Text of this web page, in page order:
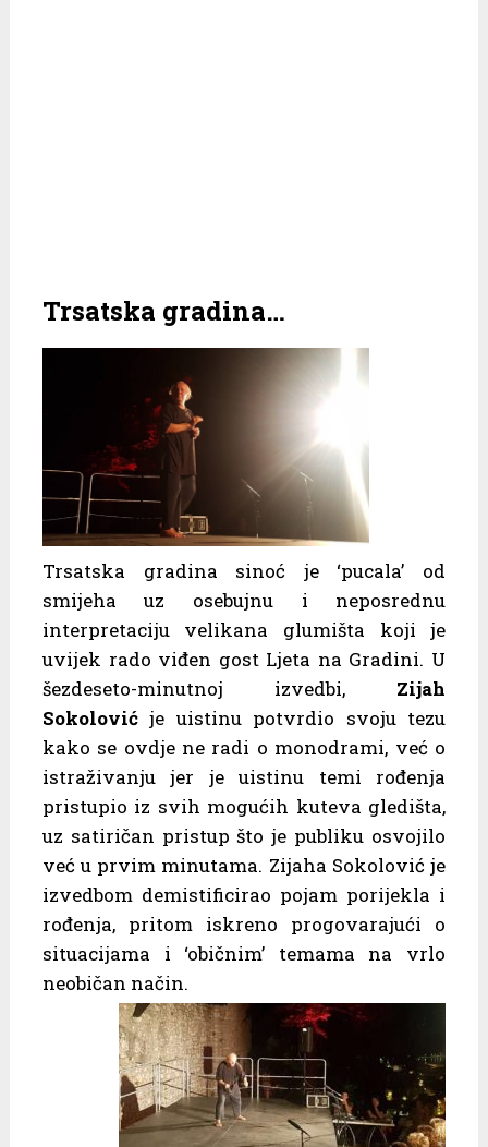
Trsatska gradina…
Trsatska gradina sinoć je ‘pucala’ od
smijeha uz osebujnu i neposrednu
interpretaciju velikana glumišta koji je
uvijek rado viđen gost Ljeta na Gradini. U
šezdeseto-minutnoj izvedbi, Zijah
Sokolovićje uistinu potvrdio svoju tezu
kako se ovdje ne radi o monodrami, već o
istraživanju jer je uistinu temi rođenja
pristupio iz svih mogućih kuteva gledišta,
uz satiričan pristup što je publiku osvojilo
već u prvim minutama. Zijaha Sokolović je
izvedbom demistificirao pojam porijekla i
rođenja, pritom iskreno progovarajući o
situacijama i ‘običnim’ temama na vrlo
neobičan način.